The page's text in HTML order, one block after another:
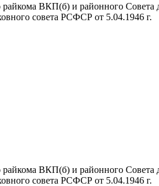
ВКП(б) и районного Совета
совета РСФСР от 5.04.1946 г.
ВКП(б) и районного Совета
совета РСФСР от 5.04.1946 г.